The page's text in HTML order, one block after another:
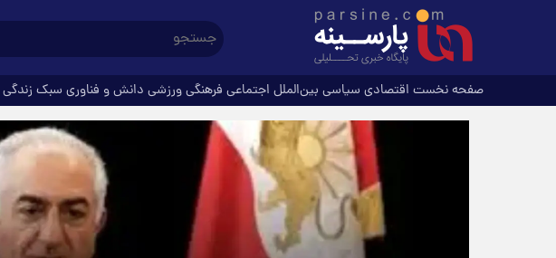
صفحه نخست اقتصادی سیاسی بین‌الملل اجتماعی فرهنگیورزشی دانش و فناوری سبک زندگی